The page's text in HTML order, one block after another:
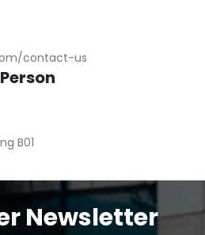
contact-us
B01
Newsletter